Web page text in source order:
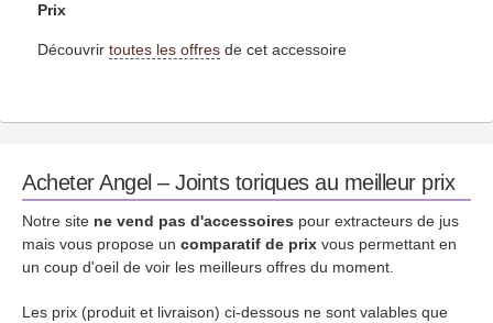
Prix
Découvrir toutes les offresde cet accessoire
Acheter Angel – Joints toriques au meilleur prix
Notre site ne vend pas d'accessoires pour extracteurs de jus
mais vous propose un comparatif de prix vous permettant en
un coup d'oeil de voir les meilleurs offres du moment.
Les prix (produit et livraison) ci-dessous ne sont valables que